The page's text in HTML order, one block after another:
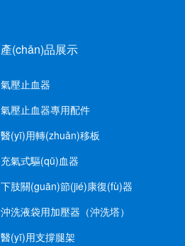
產(chǎn)品展示
氣壓止血器
氣壓止血器專用配件
醫(yī)用轉(zhuǎn)移板
充氣式驅(qū)血器
下肢關(guān)節(jié)康復(fù)器
沖洗液袋用加壓器（沖洗塔）
醫(yī)用支撐腿架